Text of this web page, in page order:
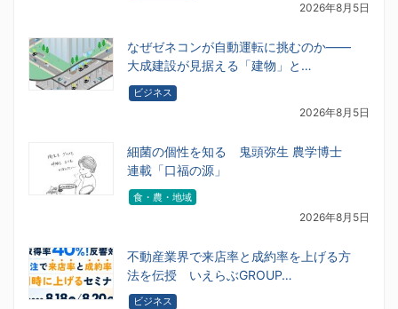
2026年8月5日
なぜゼネコンが自動運転に挑むのか――
大成建設が見据える「建物」と…
ビジネス
2026年8月5日
細菌の個性を知る 鬼頭弥生 農学博士
連載「口福の源」
食・農・地域
2026年8月5日
不動産業界で来店率と成約率を上げる方
法を伝授 いえらぶGROUP…
ビジネス